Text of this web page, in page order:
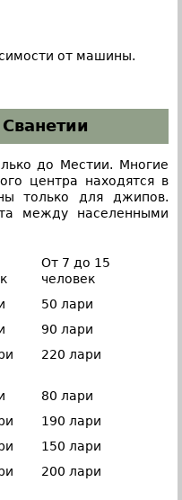
от машины.
до Местии. Многие
центра находятся в
только для джипов.
между населенными
От 7 до 15
человек
50 лари
90 лари
220 лари
80 лари
190 лари
150 лари
200 лари